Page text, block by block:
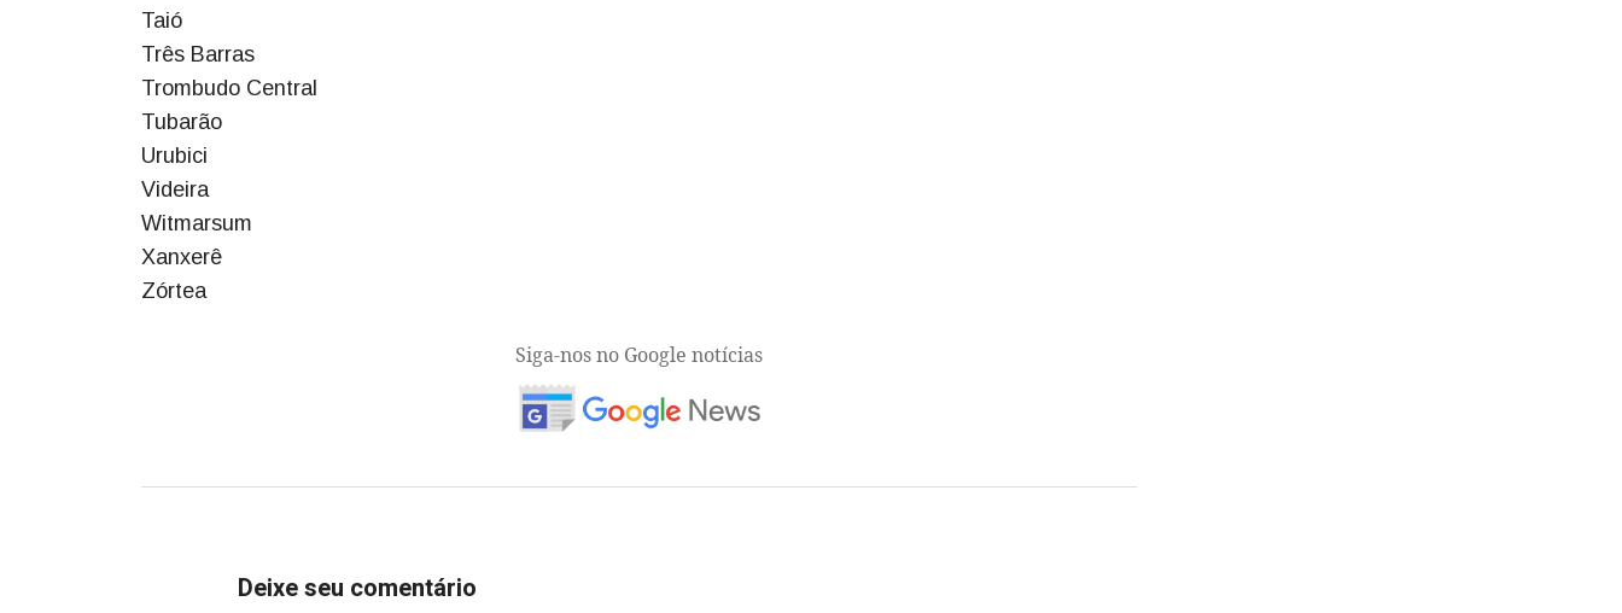
Taió
Três Barras
Trombudo Central
Tubarão
Urubici
Videira
Witmarsum
Xanxerê
Zórtea
Siga-nos no Google notícias
Deixe seu comentário